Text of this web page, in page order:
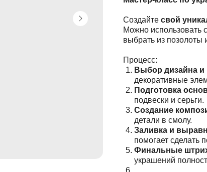
Создайте свой
Можно использовать
выбрать из позолоты
Процесс:
Выбор дизайна и
декоративные
Подготовка
подвески и серьги.
Создание
детали в смолу.
Заливка и
помогает сделать
Финальные
украшений